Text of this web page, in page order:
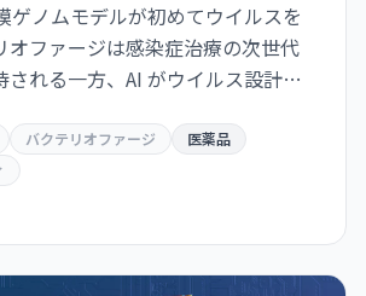
ゲノムモデルが初めてウイルスを
オファージは感染症治療の次世代
される一方、AI がウイルス設計能
バクテリオファージ
医薬品